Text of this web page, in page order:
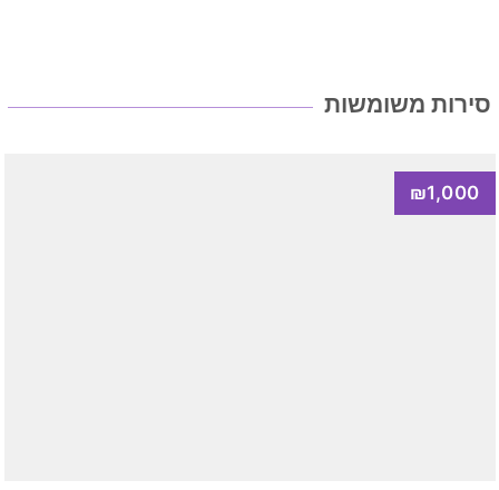
סירות משומשות
₪1,000